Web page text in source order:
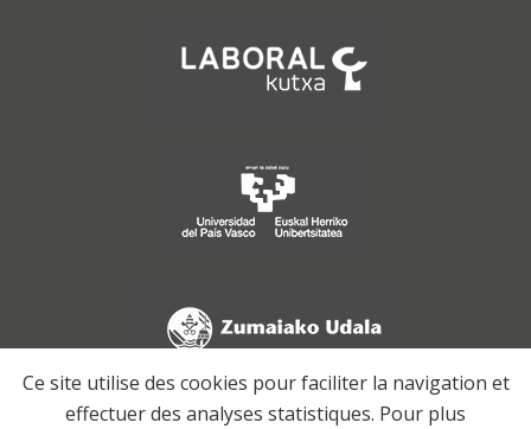
Ce site utilise des cookies pour faciliter la navigation et
effectuer des analyses statistiques. Pour plus